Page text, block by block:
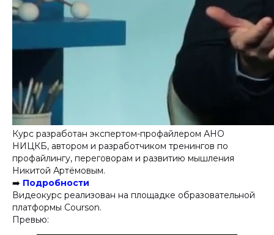
Курс разработан экспертом-профайлером АНО
НИЦКБ, автором и разработчиком тренингов по
профайлингу, переговорам и развитию мышления
Никитой Артёмовым.
➡️ Подробности
Видеокурс реализован на площадке образовательной
платформы Courson.
Превью: